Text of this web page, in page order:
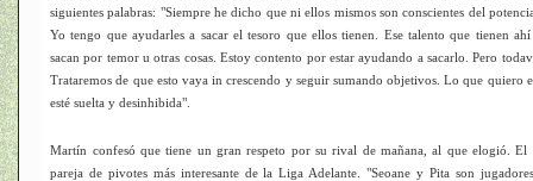
siguientes palabras: "Siempre he dicho que ni ellos mismos son conscientes del
Yo tengo que ayudarles a sacar el tesoro que ellos tienen. Ese talento que tienen
sacan por temor u otras cosas. Estoy contento por estar ayudando a sacarlo. Pero
Trataremos de que esto vaya in crescendo y seguir sumando objetivos. Lo que quiero
esté suelta y desinhibida".
Martín confesó que tiene un gran respeto por su rival de mañana, al que elogió. El
pareja de pivotes más interesante de la Liga Adelante. "Seoane y Pita son